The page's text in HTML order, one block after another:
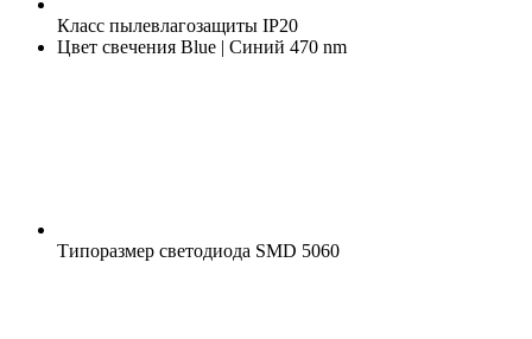
Класс пылевлагозащиты IP20
Цвет свечения Blue | Синий 470 nm
Типоразмер светодиода SMD 5060